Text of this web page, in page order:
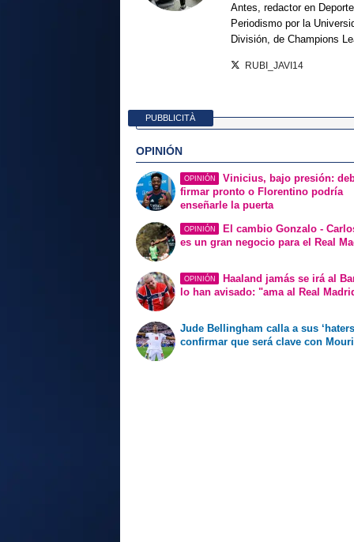
Antes, redactor en
Periodismo por la
División, de Champions
RUBI_JAVI14
PUBBLICITÀ
OPINIÓN
OPINIÓN
Vinicius, bajo presión:
firmar pronto o Florentino podría
enseñarle la puerta
OPINIÓN
El cambio Gonzalo -
es un gran negocio para el Real
OPINIÓN
Haaland jamás se irá al
lo han avisado: "ama al Real
Jude Bellingham calla a sus
confirmar que será clave con